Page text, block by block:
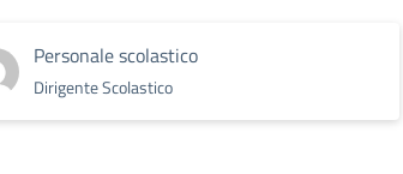
Personale scolastico
Dirigente Scolastico